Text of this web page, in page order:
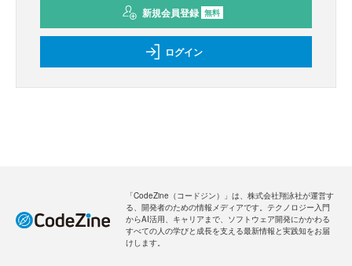
新規会員登録 無料
ログイン
「CodeZine（コードジン）」は、株式会社翔泳社が運営す
る、開発者のための情報メディアです。テクノロジー入門
からAI活用、キャリアまで、ソフトウェア開発にかかわる
すべての人の学びと成長を支える最新情報と実践知をお届
けします。